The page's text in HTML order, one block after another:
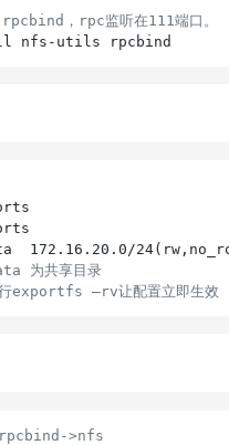
，rpc监听在111端口。
为共享目录
行exportfs –rv让配置立即生效
rpcbind->nfs